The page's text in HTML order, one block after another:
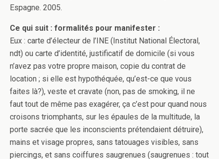
Espagne. 2005.
Ce qui suit : formalités pour manifester :
Eux : carte d’électeur de l’INE (Institut National Électoral,
ndt) ou carte d’identité, justificatif de domicile (si vous
n’avez pas votre propre maison, copie du contrat de
location ; si elle est hypothéquée, qu’est-ce que vous
faites là?), veste et cravate (non, pas de smoking, il ne
faut tout de même pas exagérer, ça c’est pour quand nous
croisons triomphants, sur les épaules de la multitude, la
porte sacrée que les inconscients prétendaient détruire),
mains et visage propres, sans tatouages visibles, sans
piercings, et sans coiffures saugrenues (saugrenues : tout